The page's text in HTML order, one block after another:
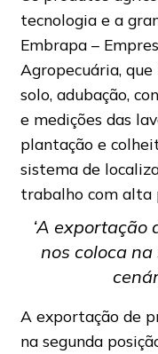
tecnologia e a
Embrapa –
Agropecuária,
solo, adubação,
e medições das
plantação e
sistema de
trabalho com alta
‘A exportação
nos coloca
A exportação de
na segunda